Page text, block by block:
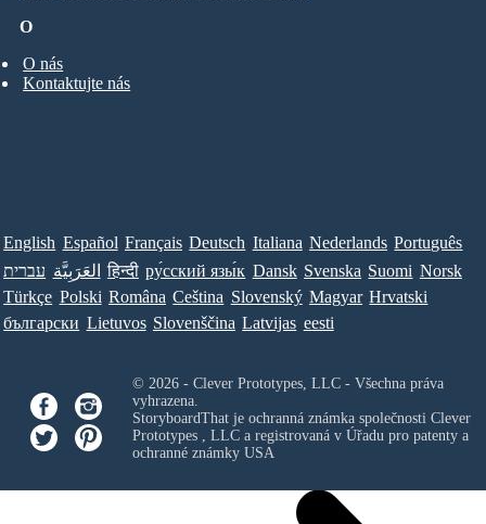
O
O nás
Kontaktujte nás
English Español Français Deutsch Italiana Nederlands Português
עברית العَرَبِيَّة हिन्दी ру́сский язы́к Dansk Svenska Suomi Norsk
Türkçe Polski Româna Ceština Slovenský Magyar Hrvatski
български Lietuvos Slovenščina Latvijas eesti
© 2026 - Clever Prototypes, LLC - Všechna práva
vyhrazena.
StoryboardThat je ochranná známka společnosti Clever
Prototypes , LLCa registrovaná v Úřadu pro patenty a
ochranné známky USA